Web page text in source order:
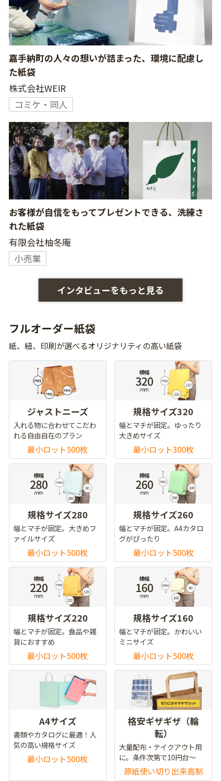
嘉手納町の人々の想いが詰まった、環境に配慮し
た紙袋
株式会社WEIR
コミケ・同人
お客様が自信をもってプレゼントできる、洗練さ
れた紙袋
有限会社柚冬庵
小売業
インタビューをもっと見る
フルオーダー紙袋
紙、紐、印刷が選べるオリジナリティの高い紙袋
ジャストニーズ
入れる物に合わせてこだわ
れる自由自在のプラン
最小ロット500枚
規格サイズ320
幅とマチが固定。ゆったり
大きめサイズ
最小ロット300枚
規格サイズ280
幅とマチが固定。大きめフ
ァイルサイズ
最小ロット500枚
規格サイズ260
幅とマチが固定。A4カタロ
グがぴったり
最小ロット500枚
規格サイズ220
幅とマチが固定。食品や雑
貨におすすめ
最小ロット500枚
規格サイズ160
幅とマチが固定。かわいい
ミニサイズ
最小ロット500枚
A4サイズ
書類やカタログに最適！人
気の高い規格サイズ
最小ロット500枚
格安ギザギザ（輪
転）
大量配布・テイクアウト用
に。条件次第で10円台～
原紙使い切り出来高制